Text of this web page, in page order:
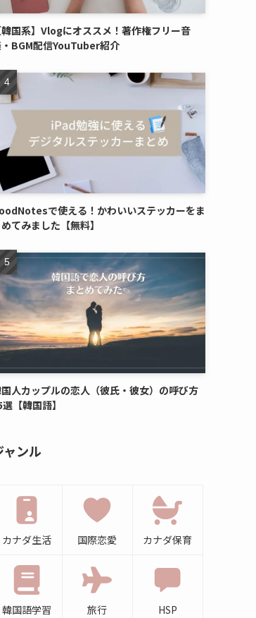
韓国系】Vlogにオススメ！著作権フリー音
BGM配信YouTuber紹介
で使える！かわいいステッカーをま
てみました【無料】
人カップルの恋人（彼氏・彼女）の呼び方
【韓国語】
ャンル
カナダ生活 国際恋愛 カナダ保育
韓国語学習 旅行 HSP